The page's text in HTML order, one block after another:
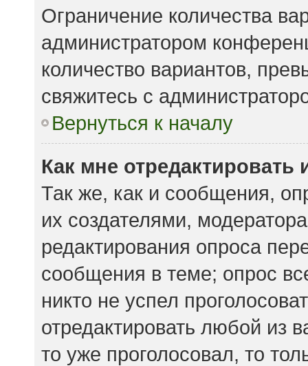
Ограничение количества
администратором
количество вариантов,
свяжитесь с
Вернуться к началу
Как мне отредактировать
Так же, как и сообщения,
их создателями,
редактирования опроса
сообщения в теме; опрос
никто не успел
отредактировать любой из
то уже проголосовал, то